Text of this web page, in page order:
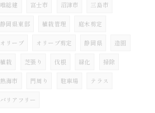
唯総建 富士市 沼津市 三島市
静岡県東部 植栽管理 庭木剪定
オリーブ オリーブ剪定 静岡県 造園
植栽 芝張り 伐根 緑化 掃除
熱海市 門周り 駐車場 テラス
バリアフリー